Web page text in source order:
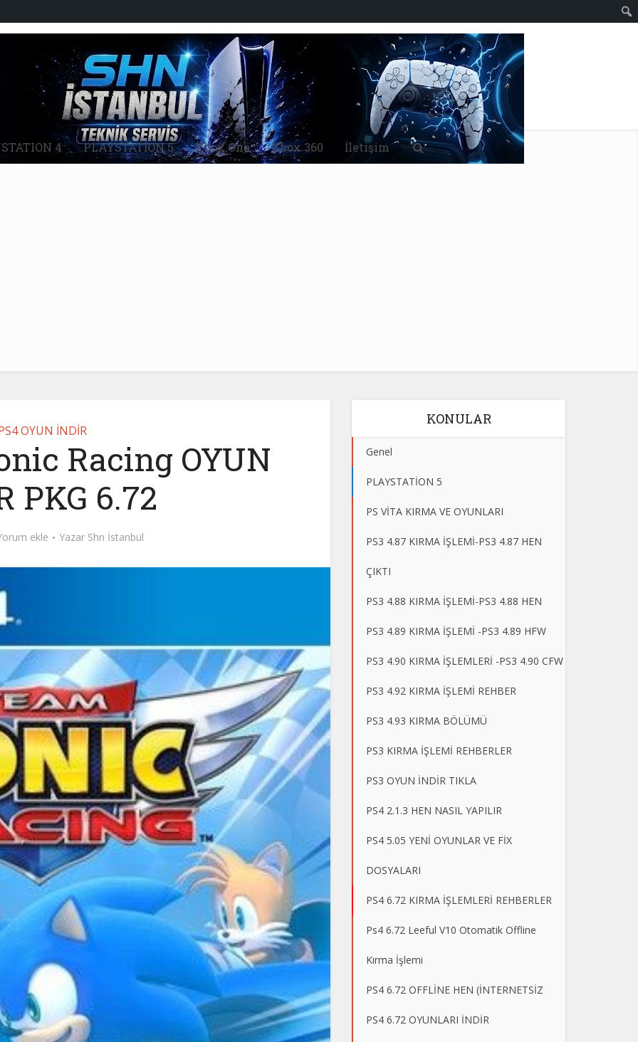
4 PLAYSTATİON 5 Xbox One Xbox 360 İletişim
OYUN İNDİR
Racing OYUN
PKG 6.72
ekle Yazar Shn İstanbul
KONULAR
Genel
PLAYSTATİON 5
PS VİTA KIRMA VE OYUNLARI
PS3 4.87 KIRMA İŞLEMİ-PS3 4.87 HEN
ÇIKTI
PS3 4.88 KIRMA İŞLEMİ-PS3 4.88 HEN
PS3 4.89 KIRMA İŞLEMİ -PS3 4.89 HFW
PS3 4.90 KIRMA İŞLEMLERİ -PS3 4.90 CFW
PS3 4.92 KIRMA İŞLEMİ REHBER
PS3 4.93 KIRMA BÖLÜMÜ
PS3 KIRMA İŞLEMİ REHBERLER
PS3 OYUN İNDİR TIKLA
PS4 2.1.3 HEN NASIL YAPILIR
PS4 5.05 YENİ OYUNLAR VE FİX
DOSYALARI
PS4 6.72 KIRMA İŞLEMLERİ REHBERLER
Ps4 6.72 Leeful V10 Otomatik Offline
Kırma İşlemi
PS4 6.72 OFFLİNE HEN (İNTERNETSİZ
PS4 6.72 OYUNLARI İNDİR